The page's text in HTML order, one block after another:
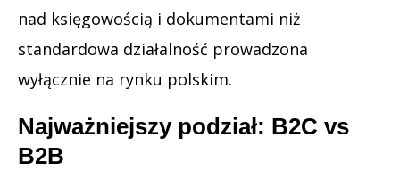
nad księgowością i dokumentami niż
standardowa działalność prowadzona
wyłącznie na rynku polskim.
Najważniejszy podział: B2C vs
B2B